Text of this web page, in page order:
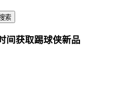
索
间获取踢球侠新品